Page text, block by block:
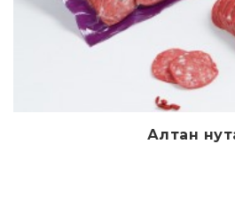
ДэлгэрэнгүйАлтан